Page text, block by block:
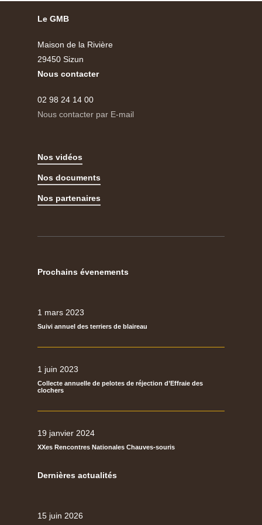
Le GMB
Maison de la Rivière
29450 Sizun
Nous contacter
02 98 24 14 00
Nous contacter par E-mail
Nos vidéos
Nos documents
Nos partenaires
Prochains évenements
1 mars 2023
Suivi annuel des terriers de blaireau
1 juin 2023
Collecte annuelle de pelotes de réjection d’Effraie des
clochers
19 janvier 2024
XXes Rencontres Nationales Chauves-souris
Dernières actualités
15 juin 2026